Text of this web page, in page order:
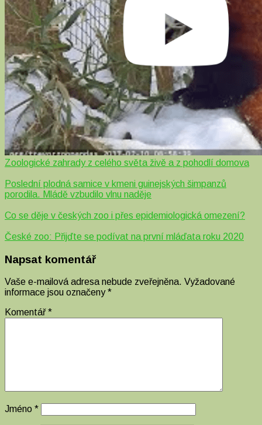
Zoologické zahrady z celého světa živě a z pohodlí domova
Poslední plodná samice v kmeni guinejských šimpanzů
porodila. Mládě vzbudilo vlnu naděje
Co se děje v českých zoo i přes epidemiologická omezení?
České zoo: Přijďte se podívat na první mláďata roku 2020
Napsat komentář
Vaše e-mailová adresa nebude zveřejněna. Vyžadované
informace jsou označeny*
Komentář*
Jméno *